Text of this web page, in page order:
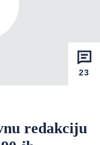
23
redakciju